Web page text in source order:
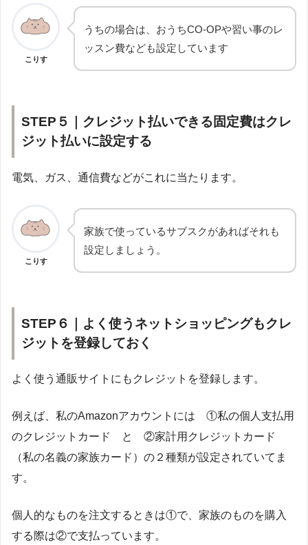
こりす
うちの場合は、おうちCO-OPや習い事のレ
ッスン費なども設定しています
STEP５｜クレジット払いできる固定費はクレ
ジット払いに設定する
電気、ガス、通信費などがこれに当たります。
こりす
家族で使っているサブスクがあればそれも
設定しましょう。
STEP６｜よく使うネットショッピングもクレ
ジットを登録しておく
よく使う通販サイトにもクレジットを登録します。
例えば、私のAmazonアカウントには ①私の個人支払用
のクレジットカード と ②家計用クレジットカード
（私の名義の家族カード）の２種類が設定されていてま
す。
個人的なものを注文するときは①で、家族のものを購入
する際は②で支払っています。